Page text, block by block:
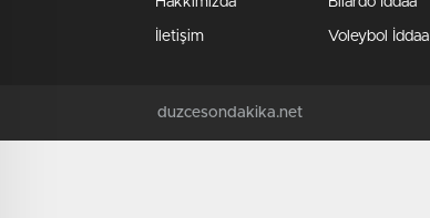
İletişim Voleybol İddaa
duzcesondakika.net